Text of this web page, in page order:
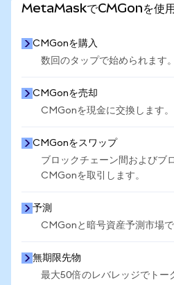
MetaMaskでCMGonを使
CMGonを購入
数回のタップで始められます。
CMGonを売却
CMGonを現金に交換します。
CMGonをスワップ
ブロックチェーン間およびブ
CMGonを取引します。
予測
CMGonと暗号資産予測市場で
無期限先物
最大50倍のレバレッジでトー